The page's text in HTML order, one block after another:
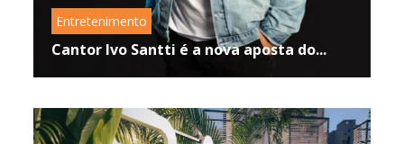
Entretenimento
Cantor Ivo Santti é a nova aposta do...